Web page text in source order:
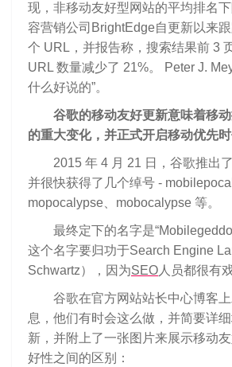
现，非移动友好型网站的平均排名
容营销公司BrightEdge自更新以来
个 URL，并报告称，搜索结果前 3
URL 数量减少了 21%。 Peter J.
什么好说的”。
谷歌的移动友好更新意味着移
的重大变化，并正式开启移动优先时
2015 年 4 月 21 日，谷歌推出
并很快获得了几个绰号 -
mopocalypse、mobocalypse 等。
最终定下的名字是
这个名字要归功于Search Engine
Schwartz），因为SEO 人员都很有
谷歌在官方网站站长中心博客
息，他们有时会这么做，并简要详
新，并附上了一张图片来展示移动
好性之间的区别：